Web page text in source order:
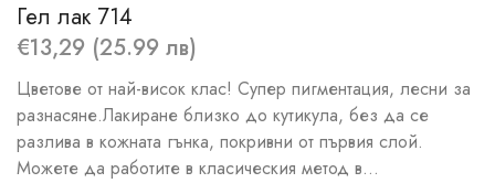
Гел лак 714
€13,29 (25.99 лв)
Цветове от най-висок клас! Супер пигментация, лесни за
разнасяне.Лакиране близко до кутикула, без да се
разлива в кожната гънка, покривни от първия слой.
Можете да работите в класическия метод в...